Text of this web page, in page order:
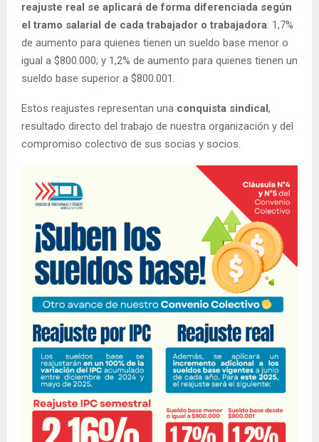
reajuste real se aplicará de forma diferenciada según
el tramo salarial de cada trabajador o trabajadora: 1,7%
de aumento para quienes tienen un sueldo base menor o
igual a $800.000; y 1,2% de aumento para quienes tienen un
sueldo base superior a $800.001.
Estos reajustes representan una conquista sindical ,
resultado directo del trabajo de nuestra organización y del
compromiso colectivo de sus socias y socios.